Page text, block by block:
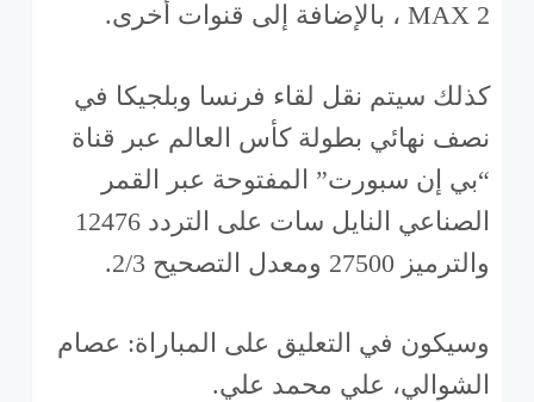
MAX 2 ، بالإضافة إلى قنوات أخرى.
كذلك سيتم نقل لقاء فرنسا وبلجيكا في
نصف نهائي بطولة كأس العالم عبر قناة
“بي إن سبورت” المفتوحة عبر القمر
الصناعي النايل سات على التردد 12476
والترميز 27500 ومعدل التصحيح 2/3.
وسيكون في التعليق على المباراة: عصام
الشوالي، علي محمد علي.